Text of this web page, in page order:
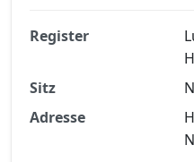
Jetzt
Register
Sitz
Adresse